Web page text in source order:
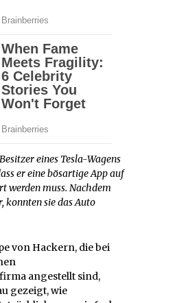
eines Tesla-Wagens
er eine bösartige App auf
werden muss. Nachdem
konnten sie das Auto
von Hackern, die bei
angestellt sind,
gezeigt, wie